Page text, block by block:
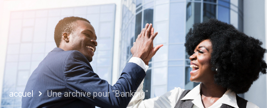
accuel Une archive pour "Banking"